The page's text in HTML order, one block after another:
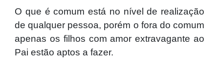
O que é comum está no nível de realização
de qualquer pessoa, porém o fora do comum
apenas os filhos com amor extravagante ao
Pai estão aptos a fazer.